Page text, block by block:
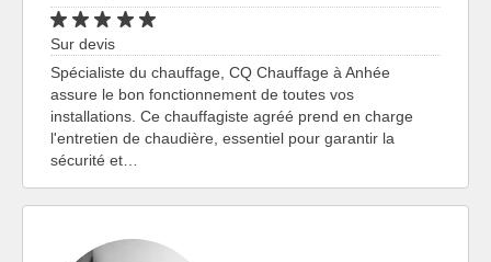
Sur devis
Spécialiste du chauffage, CQ Chauffage à Anhée
assure le bon fonctionnement de toutes vos
installations. Ce chauffagiste agréé prend en charge
l'entretien de chaudière, essentiel pour garantir la
sécurité et…